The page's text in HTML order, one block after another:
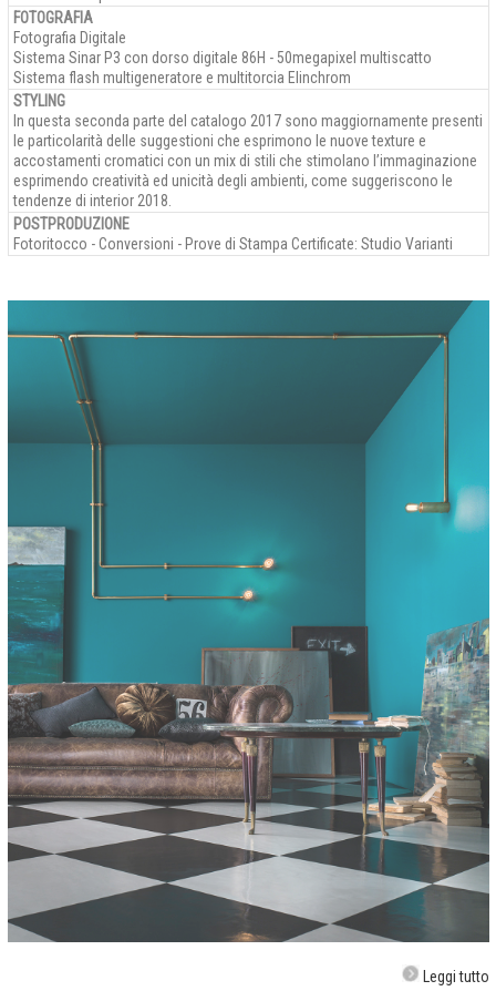
FOTOGRAFIA
Fotografia Digitale
Sistema Sinar P3 con dorso digitale 86H - 50megapixel multiscatto
Sistema flash multigeneratore e multitorcia Elinchrom
STYLING
In questa seconda parte del catalogo 2017 sono maggiornamente presenti
le particolarità delle suggestioni che esprimono le nuove texture e
accostamenti cromatici con un mix di stili che stimolano l’immaginazione
esprimendo creatività ed unicità degli ambienti, come suggeriscono le
tendenze di interior 2018.
POSTPRODUZIONE
Fotoritocco - Conversioni - Prove di Stampa Certificate: Studio Varianti
Leggi tutto